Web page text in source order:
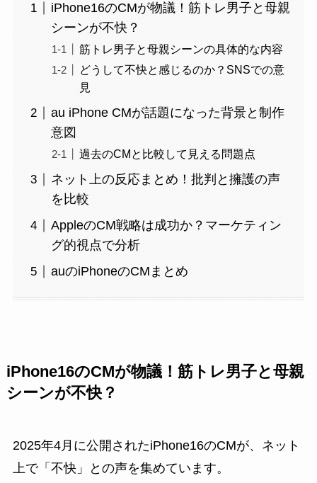
iPhone16のCMが物議！筋トレ男子と母親
シーンが不快？
筋トレ男子と母親シーンの具体的な内容
どうして不快と感じるのか？SNSでの意
見
au iPhone CMが話題になった背景と制作
意図
過去のCMと比較して見える問題点
ネット上の反応まとめ！批判と擁護の声
を比較
AppleのCM戦略は成功か？マーケティン
グ的視点で分析
auのiPhoneのCMまとめ
iPhone16のCMが物議！筋トレ男子と母親
シーンが不快？
2025年4月に公開されたiPhone16のCMが、ネット
上で「不快」との声を集めています。